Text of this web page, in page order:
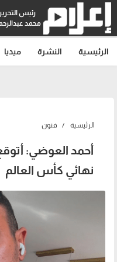
رئيس التحرير
محمد
الرئيسية النشرة ميديا
الرئيسية فنون
أحمد العوضي:
نهائي كأس العالم